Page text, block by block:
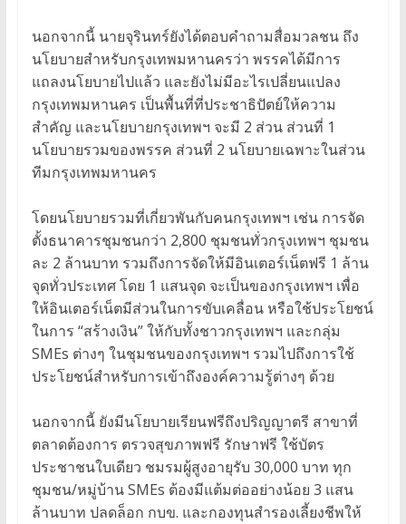
นอกจากนี้ นายจุรินทร์ยังได้ตอบคำถามสื่อมวลชน ถึง
นโยบายสำหรับกรุงเทพมหานครว่า พรรคได้มีการ
แถลงนโยบายไปแล้ว และยังไม่มีอะไรเปลี่ยนแปลง
กรุงเทพมหานคร เป็นพื้นที่ที่ประชาธิปัตย์ให้ความ
สำคัญ และนโยบายกรุงเทพฯ จะมี 2 ส่วน ส่วนที่ 1
นโยบายรวมของพรรค ส่วนที่ 2 นโยบายเฉพาะในส่วน
ทีมกรุงเทพมหานคร
โดยนโยบายรวมที่เกี่ยวพันกับคนกรุงเทพฯ เช่น การจัด
ตั้งธนาคารชุมชนกว่า 2,800 ชุมชนทั่วกรุงเทพฯ ชุมชน
ละ 2 ล้านบาท รวมถึงการจัดให้มีอินเตอร์เน็ตฟรี 1 ล้าน
จุดทั่วประเทศ โดย 1 แสนจุด จะเป็นของกรุงเทพฯ เพื่อ
ให้อินเตอร์เน็ตมีส่วนในการขับเคลื่อน หรือใช้ประโยชน์
ในการ “สร้างเงิน” ให้กับทั้งชาวกรุงเทพฯ และกลุ่ม
SMEs ต่างๆ ในชุมชนของกรุงเทพฯ รวมไปถึงการใช้
ประโยชน์สำหรับการเข้าถึงองค์ความรู้ต่างๆ ด้วย
นอกจากนี้ ยังมีนโยบายเรียนฟรีถึงปริญญาตรี สาขาที่
ตลาดต้องการ ตรวจสุขภาพฟรี รักษาฟรี ใช้บัตร
ประชาชนใบเดียว ชมรมผู้สูงอายุรับ 30,000 บาท ทุก
ชุมชน/หมู่บ้าน SMEs ต้องมีแต้มต่ออย่างน้อย 3 แสน
ล้านบาท ปลดล็อก กบข. และกองทุนสำรองเลี้ยงชีพให้